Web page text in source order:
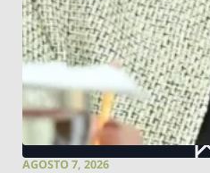
AGOSTO 7, 2026